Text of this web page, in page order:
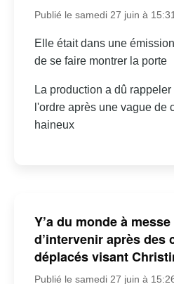
Publié le samedi 27 juin à 15:31
Elle était dans une
de se faire montrer la porte
La production a dû
l'ordre après une vague de
haineux
Y’a du monde à
d’intervenir après des
déplacés visant
Publié le samedi 27 juin à